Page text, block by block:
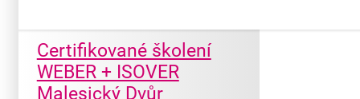
Certifikované školení
WEBER + ISOVER
Malesický Dvůr